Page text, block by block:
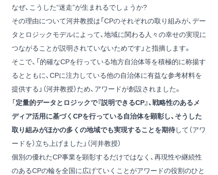
なぜ、こうした“迷走”が生まれるでしょうか?
その理由について河井教授は「CPのそれぞれの取り組みが、デー
タとロジックモデルによって、地域に関わる人々の幸せの実現に
つながることが説明されていないためです」と指摘します。
そこで、「的確なCPを行っている地方自治体等を積極的に称揚す
るとともに、CPに注力している他の自治体に有益な参考材料を
提供する」（河井教授）ため、アワードが創設されました。
「 定量的データとロジックで『説明できるCP』、戦略性のあるメ
ディア活用に基づくCPを行っている自治体を顕彰し、そうした
取り組みがほかの多くの地域でも実現することを期待して（アワ
ードを）立ち上げました」（河井教授）
個別の優れたCP事業を顕彰するだけではなく、再現性や継続性
のあるCPの輪を全国に広げていくことがアワードの役割のひと